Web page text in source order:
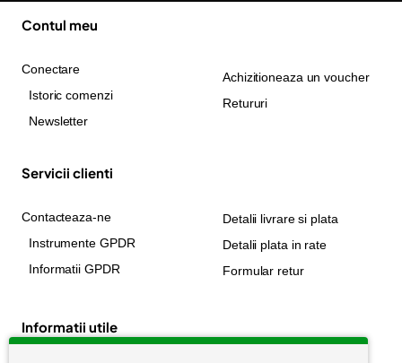
Contul meu
Conectare
Istoric comenzi
Newsletter
Achizitioneaza un voucher
Retururi
Servicii clienti
Contacteaza-ne
Instrumente GPDR
Informatii GPDR
Detalii livrare si plata
Detalii plata in rate
Formular retur
Informatii utile